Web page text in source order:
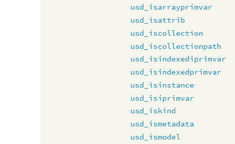
usd_isarrayprimvar
usd_isattrib
usd_iscollection
usd_iscollectionpath
usd_isindexediprimvar
usd_isindexedprimvar
usd_isinstance
usd_isiprimvar
usd_iskind
usd_ismetadata
usd_ismodel